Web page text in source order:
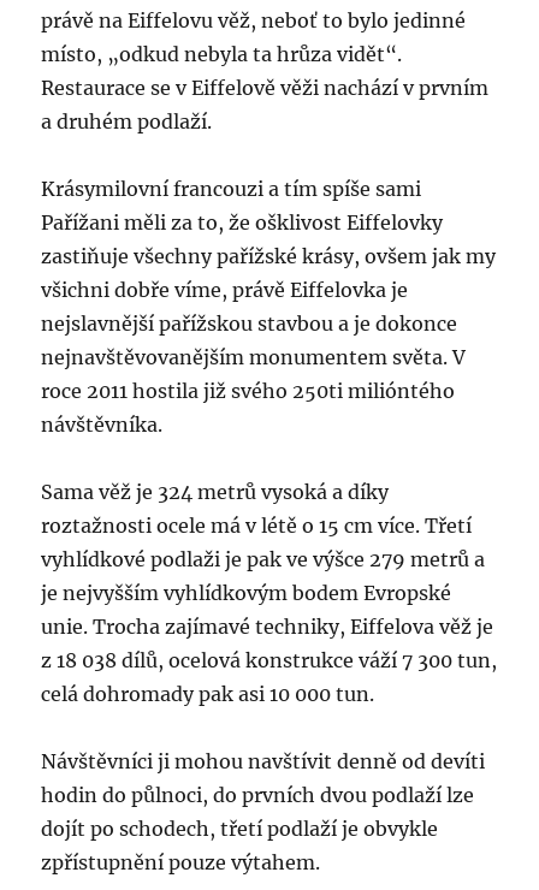
právě na Eiffelovu věž, neboť to bylo jedinné
místo, „odkud nebyla ta hrůza vidět“.
Restaurace se v Eiffelově věži nachází v prvním
a druhém podlaží.
Krásymilovní francouzi a tím spíše sami
Pařížani měli za to, že ošklivost Eiffelovky
zastiňuje všechny pařížské krásy, ovšem jak my
všichni dobře víme, právě Eiffelovka je
nejslavnější pařížskou stavbou a je dokonce
nejnavštěvovanějším monumentem světa. V
roce 2011 hostila již svého 250ti milióntého
návštěvníka.
Sama věž je 324 metrů vysoká a díky
roztažnosti ocele má v létě o 15 cm více. Třetí
vyhlídkové podlaži je pak ve výšce 279 metrů a
je nejvyšším vyhlídkovým bodem Evropské
unie. Trocha zajímavé techniky, Eiffelova věž je
z 18 038 dílů, ocelová konstrukce váží 7 300 tun,
celá dohromady pak asi 10 000 tun.
Návštěvníci ji mohou navštívit denně od devíti
hodin do půlnoci, do prvních dvou podlaží lze
dojít po schodech, třetí podlaží je obvykle
zpřístupnění pouze výtahem.